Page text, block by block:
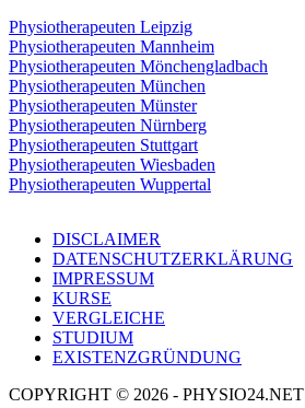
Physiotherapeuten Leipzig
Physiotherapeuten Mannheim
Physiotherapeuten Mönchengladbach
Physiotherapeuten München
Physiotherapeuten Münster
Physiotherapeuten Nürnberg
Physiotherapeuten Stuttgart
Physiotherapeuten Wiesbaden
Physiotherapeuten Wuppertal
DISCLAIMER
DATENSCHUTZERKLÄRUNG
IMPRESSUM
KURSE
VERGLEICHE
STUDIUM
EXISTENZGRÜNDUNG
COPYRIGHT © 2026 - PHYSIO24.NET